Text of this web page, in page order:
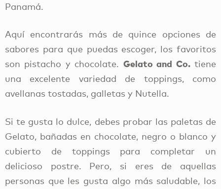
Panamá.
Aquí encontrarás más de quince opciones de
sabores para que puedas escoger, los favoritos
son pistacho y chocolate. Gelato and Co.tiene
una excelente variedad de toppings, como
avellanas tostadas, galletas y Nutella.
Si te gusta lo dulce, debes probar las paletas de
Gelato, bañadas en chocolate, negro o blanco y
cubierto de toppings para completar un
delicioso postre. Pero, si eres de aquellas
personas que les gusta algo más saludable, los